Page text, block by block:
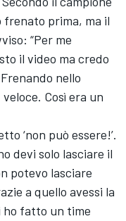
frenato prima, ma il
“Per me
il video ma credo
nello
Così era un
‘non può essere!’.
devi solo lasciare il
potevo lasciare
a quello avessi la
ho fatto un time